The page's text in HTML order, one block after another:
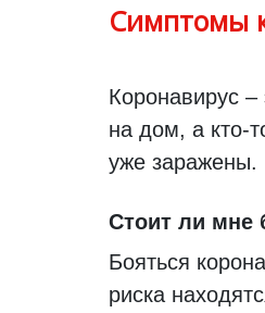
Симптомы
Коронавирус
на дом, а кто-
уже заражены.
Стоит ли мне
Бояться
риска